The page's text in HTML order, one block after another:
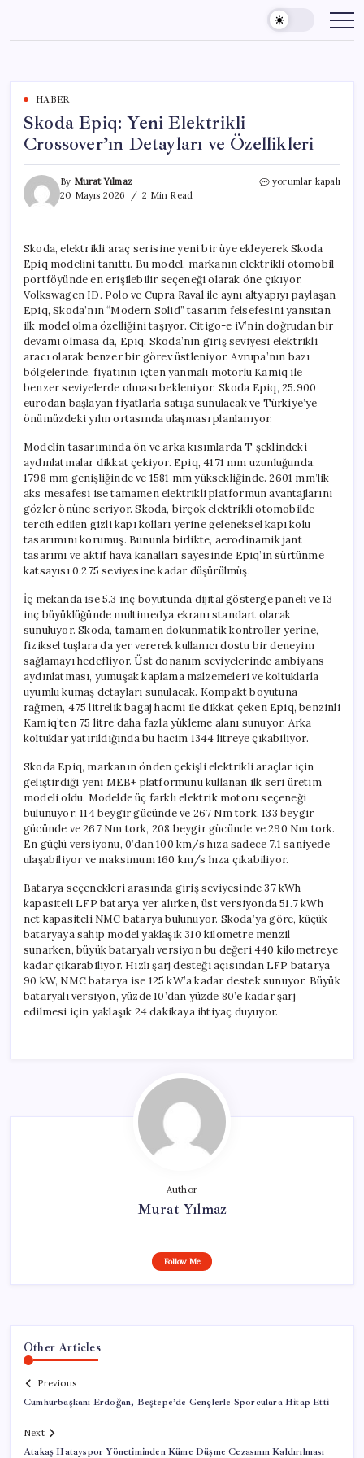
content
HABER
Skoda Epiq: Yeni Elektrikli
Crossover’ın Detayları ve Özellikleri
By Murat Yılmaz
20 Mayıs 2026
2 Min Read
Skoda
Detayları
ve
Özellikleri
için
yorumlar kapalı
Skoda, elektrikli araç serisine yeni bir üye ekleyerek Skoda
Epiq modelini tanıttı. Bu model, markanın elektrikli otomobil
portföyünde en erişilebilir seçeneği olarak öne çıkıyor.
Volkswagen ID. Polo ve Cupra Raval ile aynı altyapıyı paylaşan
Epiq, Skoda’nın “Modern Solid” tasarım felsefesini yansıtan
ilk model olma özelliğini taşıyor. Citigo-e iV’nin doğrudan bir
devamı olmasa da, Epiq, Skoda’nın giriş seviyesi elektrikli
aracı olarak benzer bir görev üstleniyor. Avrupa’nın bazı
bölgelerinde, fiyatının içten yanmalı motorlu Kamiq ile
benzer seviyelerde olması bekleniyor. Skoda Epiq, 25.900
eurodan başlayan fiyatlarla satışa sunulacak ve Türkiye’ye
önümüzdeki yılın ortasında ulaşması planlanıyor.
Modelin tasarımında ön ve arka kısımlarda T şeklindeki
aydınlatmalar dikkat çekiyor. Epiq, 4171 mm uzunluğunda,
1798 mm genişliğinde ve 1581 mm yüksekliğinde. 2601 mm’lik
aks mesafesi ise tamamen elektrikli platformun avantajlarını
gözler önüne seriyor. Skoda, birçok elektrikli otomobilde
tercih edilen gizli kapı kolları yerine geleneksel kapı kolu
tasarımını korumuş. Bununla birlikte, aerodinamik jant
tasarımı ve aktif hava kanalları sayesinde Epiq’in sürtünme
katsayısı 0.275 seviyesine kadar düşürülmüş.
İç mekanda ise 5.3 inç boyutunda dijital gösterge paneli ve 13
inç büyüklüğünde multimedya ekranı standart olarak
sunuluyor. Skoda, tamamen dokunmatik kontroller yerine,
fiziksel tuşlara da yer vererek kullanıcı dostu bir deneyim
sağlamayı hedefliyor. Üst donanım seviyelerinde ambiyans
aydınlatması, yumuşak kaplama malzemeleri ve koltuklarla
uyumlu kumaş detayları sunulacak. Kompakt boyutuna
rağmen, 475 litrelik bagaj hacmi ile dikkat çeken Epiq, benzinli
Kamiq’ten 75 litre daha fazla yükleme alanı sunuyor. Arka
koltuklar yatırıldığında bu hacim 1344 litreye çıkabiliyor.
Skoda Epiq, markanın önden çekişli elektrikli araçlar için
geliştirdiği yeni MEB+ platformunu kullanan ilk seri üretim
modeli oldu. Modelde üç farklı elektrik motoru seçeneği
bulunuyor: 114 beygir gücünde ve 267 Nm tork, 133 beygir
gücünde ve 267 Nm tork, 208 beygir gücünde ve 290 Nm tork.
En güçlü versiyonu, 0’dan 100 km/s hıza sadece 7.1 saniyede
ulaşabiliyor ve maksimum 160 km/s hıza çıkabiliyor.
Batarya seçenekleri arasında giriş seviyesinde 37 kWh
kapasiteli LFP batarya yer alırken, üst versiyonda 51.7 kWh
net kapasiteli NMC batarya bulunuyor. Skoda’ya göre, küçük
bataryaya sahip model yaklaşık 310 kilometre menzil
sunarken, büyük bataryalı versiyon bu değeri 440 kilometreye
kadar çıkarabiliyor. Hızlı şarj desteği açısından LFP batarya
90 kW, NMC batarya ise 125 kW’a kadar destek sunuyor. Büyük
bataryalı versiyon, yüzde 10’dan yüzde 80’e kadar şarj
edilmesi için yaklaşık 24 dakikaya ihtiyaç duyuyor.
Author
Murat Yılmaz
Follow Me
Other Articles
Previous
Cumhurbaşkanı Erdoğan, Beştepe’de Gençlerle Sporculara Hitap Etti
Next
Atakaş Hatayspor Yönetiminden Küme Düşme Cezasının Kaldırılması